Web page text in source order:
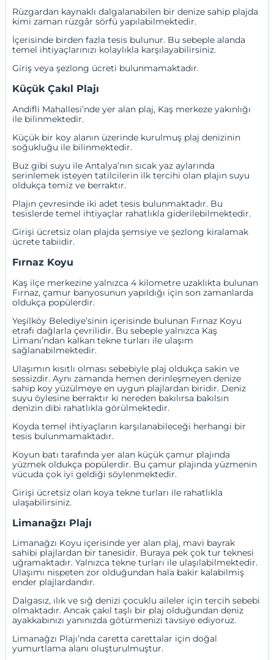
Rüzgardan kaynaklı dalgalanabilen bir denize sahip plajda
kimi zaman rüzgâr sörfü yapılabilmektedir.
İçerisinde birden fazla tesis bulunur. Bu sebeple alanda
temel ihtiyaçlarınızı kolaylıkla karşılayabilirsiniz.
Giriş veya şezlong ücreti bulunmamaktadır.
Küçük Çakıl Plajı
Andifli Mahallesi’nde yer alan plaj, Kaş merkeze yakınlığı
ile bilinmektedir.
Küçük bir koy alanın üzerinde kurulmuş plaj denizinin
soğukluğu ile bilinmektedir.
Buz gibi suyu ile Antalya’nın sıcak yaz aylarında
serinlemek isteyen tatilcilerin ilk tercihi olan plajın suyu
oldukça temiz ve berraktır.
Plajın çevresinde iki adet tesis bulunmaktadır. Bu
tesislerde temel ihtiyaçlar rahatlıkla giderilebilmektedir.
Girişi ücretsiz olan plajda şemsiye ve şezlong kiralamak
ücrete tabiidir.
Fırnaz Koyu
Kaş ilçe merkezine yalnızca 4 kilometre uzaklıkta bulunan
Fırnaz, çamur banyosunun yapıldığı için son zamanlarda
oldukça popülerdir.
Yeşilköy Belediye’sinin içerisinde bulunan Fırnaz Koyu
etrafı dağlarla çevrilidir. Bu sebeple yalnızca Kaş
Limanı’ndan kalkan tekne turları ile ulaşım
sağlanabilmektedir.
Ulaşımın kısıtlı olması sebebiyle plaj oldukça sakin ve
sessizdir. Aynı zamanda hemen derinleşmeyen denize
sahip koy yüzülmeye en uygun plajlardan biridir. Deniz
suyu öylesine berraktır ki nereden bakılırsa bakılsın
denizin dibi rahatlıkla görülmektedir.
Koyda temel ihtiyaçların karşılanabileceği herhangi bir
tesis bulunmamaktadır.
Koyun batı tarafında yer alan küçük çamur plajında
yüzmek oldukça popülerdir. Bu çamur plajında yüzmenin
vücuda çok iyi geldiği söylenmektedir.
Girişi ücretsiz olan koya tekne turları ile rahatlıkla
ulaşabilirsiniz.
Limanağzı Plajı
Limanağzı Koyu içerisinde yer alan plaj, mavi bayrak
sahibi plajlardan bir tanesidir. Buraya pek çok tur teknesi
uğramaktadır. Yalnızca tekne turları ile ulaşılabilmektedir.
Ulaşımı nispeten zor olduğundan hala bakir kalabilmiş
ender plajlardandır.
Dalgasız, ılık ve sığ denizi çocuklu aileler için tercih sebebi
olmaktadır. Ancak çakıl taşlı bir plaj olduğundan deniz
ayakkabınızı yanınızda götürmenizi tavsiye ediyoruz.
Limanağzı Plajı’nda caretta carettalar için doğal
yumurtlama alanı oluşturulmuştur.